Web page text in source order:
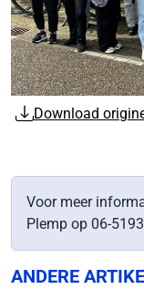
Download
Voor meer
Plemp op 06-
ANDERE